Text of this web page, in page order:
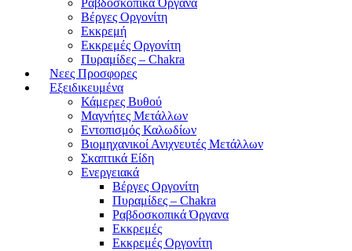
Βέργες Οργονίτη
Εκκρεμή
Εκκρεμές Οργονίτη
Πυραμίδες – Chakra
Νεες Προσφορες
Εξειδικευμένα
Κάμερες Βυθού
Μαγνήτες Μετάλλων
Εντοπισμός Καλωδίων
Βιομηχανικοί Ανιχνευτές Μετάλλων
Σκαπτικά Είδη
Ενεργειακά
Βέργες Οργονίτη
Πυραμίδες – Chakra
Ραβδοσκοπικά Όργανα
Εκκρεμές
Εκκρεμές Οργονίτη